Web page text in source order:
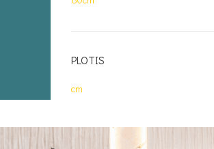
PLOTIS
cm